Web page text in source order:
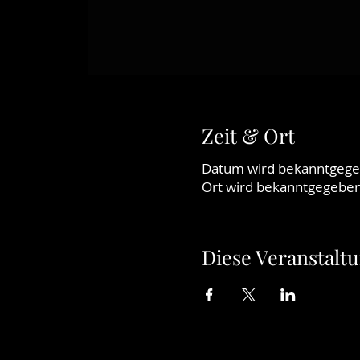
Zeit & Ort
Datum wird
Ort wird
Diese